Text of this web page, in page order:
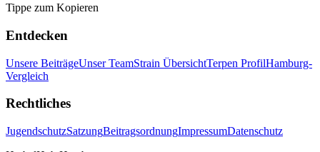
Tippe zum Kopieren
Entdecken
Unsere BeiträgeUnser TeamStrain ÜbersichtTerpen ProfilHamburg-
Vergleich
Rechtliches
JugendschutzSatzungBeitragsordnungImpressumDatenschutz